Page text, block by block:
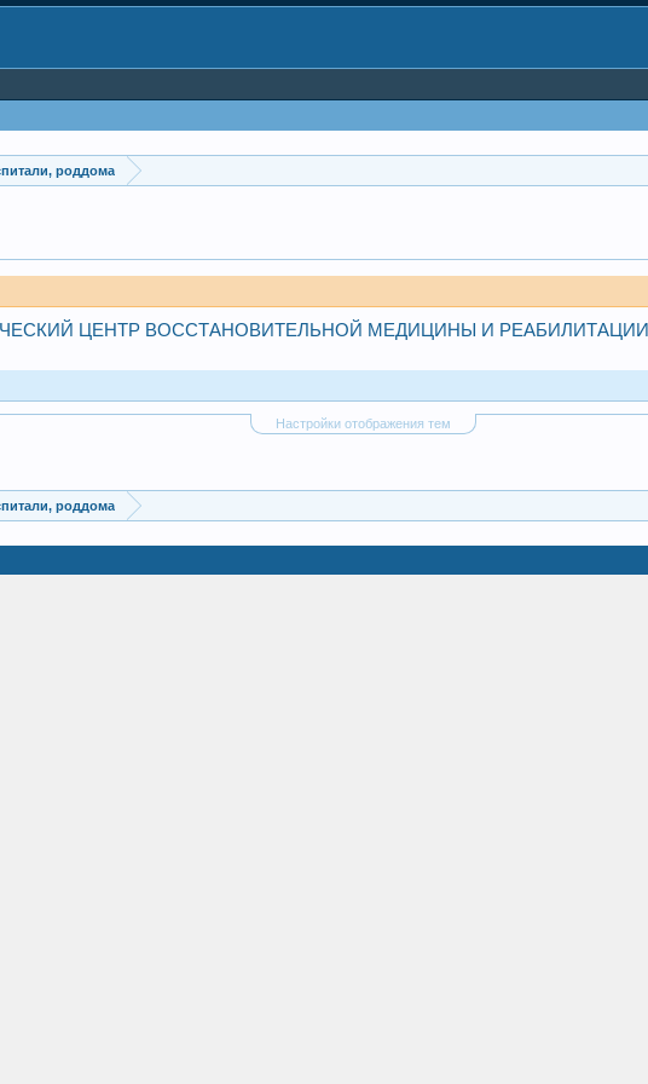
роддома
ЦЕНТР ВОССТАНОВИТЕЛЬНОЙ МЕДИЦИНЫ И РЕАБИЛИТАЦИИ
Настройки отображения тем
роддома